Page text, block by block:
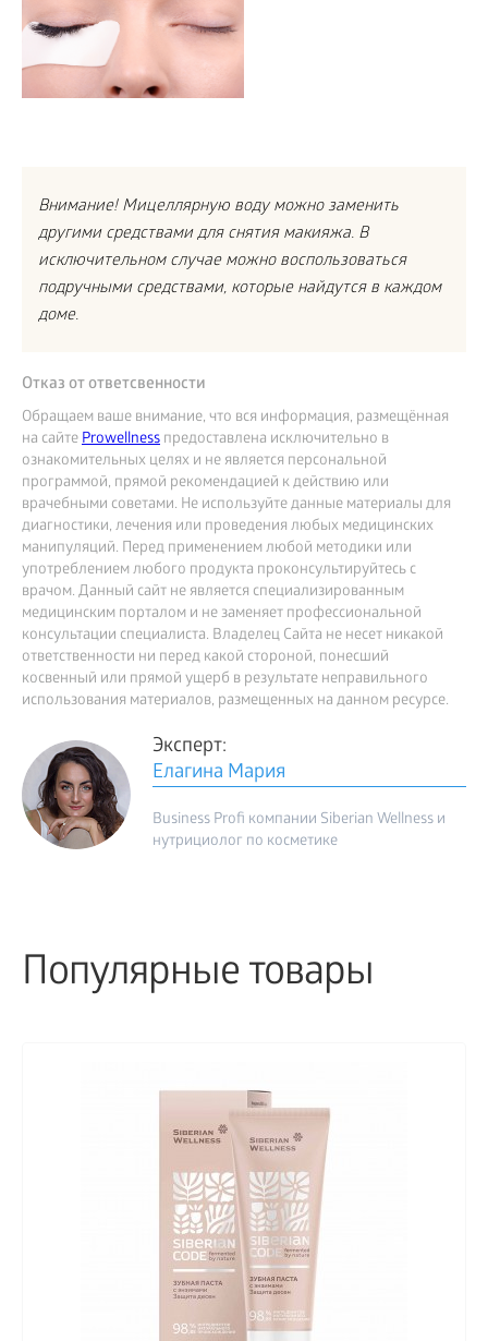
Внимание! Мицеллярную воду можно заменить
другими средствами для снятия макияжа. В
исключительном случае можно воспользоваться
подручными средствами, которые найдутся в каждом
доме.
Отказ от ответсвенности
Обращаем ваше внимание, что вся информация, размещённая
на сайтеProwellness предоставлена исключительно в
ознакомительных целях и не является персональной
программой, прямой рекомендацией к действию или
врачебными советами. Не используйте данные материалы для
диагностики, лечения или проведения любых медицинских
манипуляций. Перед применением любой методики или
употреблением любого продукта проконсультируйтесь с
врачом. Данный сайт не является специализированным
медицинским порталом и не заменяет профессиональной
консультации специалиста. Владелец Сайта не несет никакой
ответственности ни перед какой стороной, понесший
косвенный или прямой ущерб в результате неправильного
использования материалов, размещенных на данном ресурсе.
Эксперт:
Елагина Мария
Business Profi компании Siberian Wellness и
нутрициолог по косметике
Популярные товары